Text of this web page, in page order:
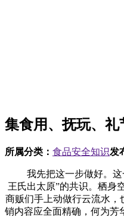
集食用、抚玩、礼
所属分类： 食品安全知识发
我先把这一步做好。这
王氏出太原”的共识。栖身
商贩们手上动做行云流水，
销内容应全面精确，何为芳